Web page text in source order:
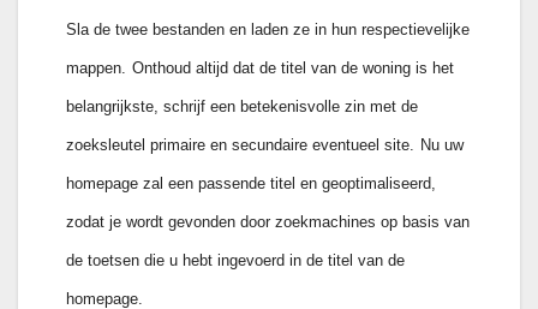
Sla de twee bestanden en laden ze in hun respectievelijke
mappen. Onthoud altijd dat de titel van de woning is het
belangrijkste, schrijf een betekenisvolle zin met de
zoeksleutel primaire en secundaire eventueel site. Nu uw
homepage zal een passende titel en geoptimaliseerd,
zodat je wordt gevonden door zoekmachines op basis van
de toetsen die u hebt ingevoerd in de titel van de
homepage.